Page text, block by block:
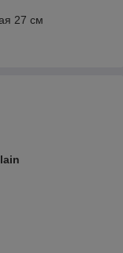
27 см